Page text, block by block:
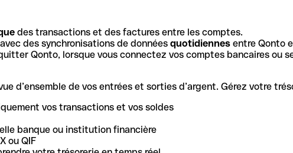
des transactions et des factures entre les comptes.
des synchronisations de données quotidiennes entre Qonto
Qonto, lorsque vous connectez vos comptes bancaires ou
d’ensemble de vos entrées et sorties d’argent. Gérez votre
vos transactions et vos soldes
banque ou institution financière
ou QIF